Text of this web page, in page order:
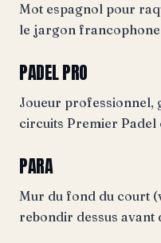
Mot espagnol pour
le jargon francophone
PADEL PRO
Joueur professionnel,
circuits Premier Padel
PARA
Mur du fond du court
rebondir dessus avant